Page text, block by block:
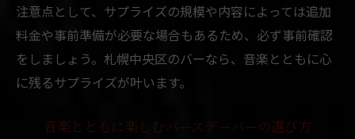
注意点として、サプライズの規模や内容によっては追加
料金や事前準備が必要な場合もあるため、必ず事前確認
をしましょう。札幌中央区のバーなら、音楽とともに心
に残るサプライズが叶います。
音楽とともに楽しむバースデーバーの選び方